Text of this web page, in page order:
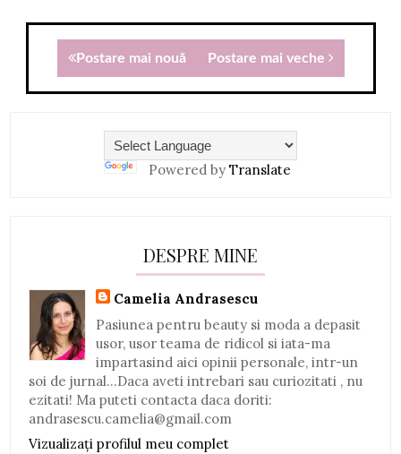
Postare mai nouă Postare mai veche
Powered by Translate
DESPRE MINE
Camelia Andrasescu
Pasiunea pentru beauty si moda a depasit
usor, usor teama de ridicol si iata-ma
impartasind aici opinii personale, intr-un
soi de jurnal...Daca aveti intrebari sau curiozitati , nu
ezitati! Ma puteti contacta daca doriti:
andrasescu.camelia@gmail.com
Vizualizați profilul meu complet